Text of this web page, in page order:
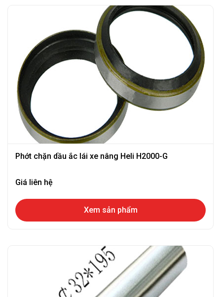
Phớt chặn dầu ắc lái xe nâng Heli H2000-G
Giá liên hệ
Xem sản phẩm